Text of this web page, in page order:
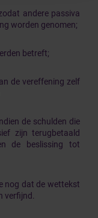
andere passiva
worden genomen;
betreft;
de vereffening zelf
de schulden die
zijn terugbetaald
de beslissing tot
nog dat de wettekst
verfijnd.